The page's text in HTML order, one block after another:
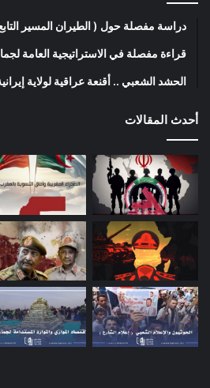
دراسة مفصلة حول ( الطيران المسير
قراءة مفصلة في الاستراتيجية العامة
الحشد الشعبي .. أقنعة عراقية لولاية
أحدث المقالات